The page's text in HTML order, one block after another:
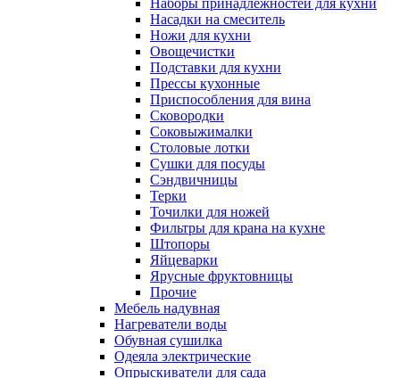
Наборы принадлежностей для кухни
Насадки на смеситель
Ножи для кухни
Овощечистки
Подставки для кухни
Прессы кухонные
Приспособления для вина
Сковородки
Соковыжималки
Столовые лотки
Сушки для посуды
Сэндвичницы
Терки
Точилки для ножей
Фильтры для крана на кухне
Штопоры
Яйцеварки
Ярусные фруктовницы
Прочие
Мебель надувная
Нагреватели воды
Обувная сушилка
Одеяла электрические
Опрыскиватели для сада